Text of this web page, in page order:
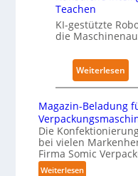
r
P
s
c
a
l
A
r
a
e
h
a
u
s
A
u
i
k
u
n
g
Teachen
KI-gestützte
die
Weiterlesen
K
n
s
t
l
Magazin-Beladung
Die
bei vielen
Firma Somic
Weiterlesen: